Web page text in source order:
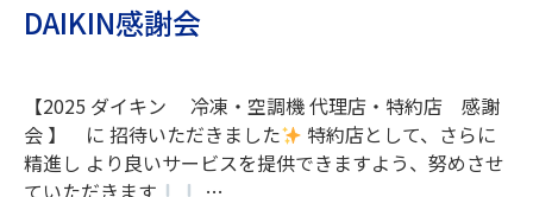
DAIKIN感謝会
【2025 ダイキン 冷凍・空調機 代理店・特約店 感謝
会 】 に 招待いただきました
特約店として、さらに
精進し より良いサービスを提供できますよう、努めさせ
ていただきます
…